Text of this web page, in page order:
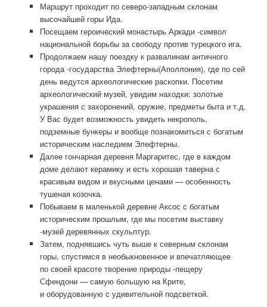
Маршрут проходит по северо-западным склонам
высочайшей горы Ида.
Посещаем героический монастырь Аркади -символ
национальной борьбы за свободу против турецкого ига.
Продолжаем нашу поездку к развалинам античного
города -государства Элефтерны(Аполлония), где по сей
день ведутся археологические раскопки. Посетим
археологический музей, увидим находки: золотые
украшения с захоронений, оружие, предметы быта и т.д.
У Вас будет возможность увидеть некрополь,
подземные бункеры и вообще познакомиться с богатым
историческим наследием Элефтерны.
Далее гончарная деревня Маргаритес, где в каждом
доме делают керамику и есть хорошая таверна с
красивым видом и вкусными ценами — особенность
тушеная козочка.
Побываем в маленькой деревне Аксос с богатым
историческим прошлым, где мы посетим выставку
-музей деревянных скульптур.
Затем, поднявшись чуть выше к северным склонам
горы, спустимся в необыкновенное и впечатляющее
по своей красоте творение природы -пещеру
Сфендони — самую большую на Крите,
и оборудованную с удивительной подсветкой.